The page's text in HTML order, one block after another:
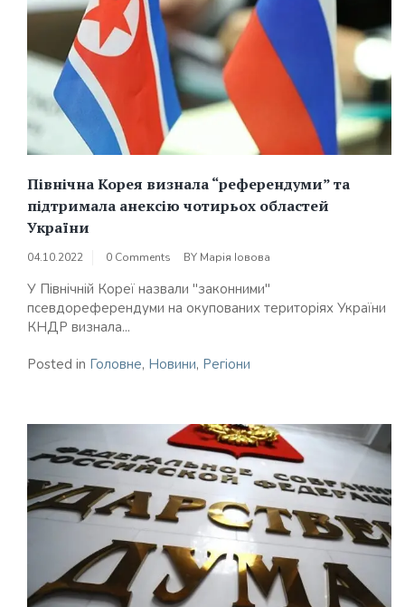
Північна Корея визнала “референдуми” та
підтримала анексію чотирьох областей
України
04.10.2022 0 Comments BY Марія Іовова
У Північній Кореї назвали "законними"
псевдореферендуми на окупованих територіях України
КНДР визнала...
Posted in Головне, Новини, Регіони